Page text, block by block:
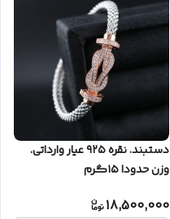
دستبند. نقره ۹۲۵ عیار وارداتی.
وزن حدودا ۱۵گرم
18,500,000